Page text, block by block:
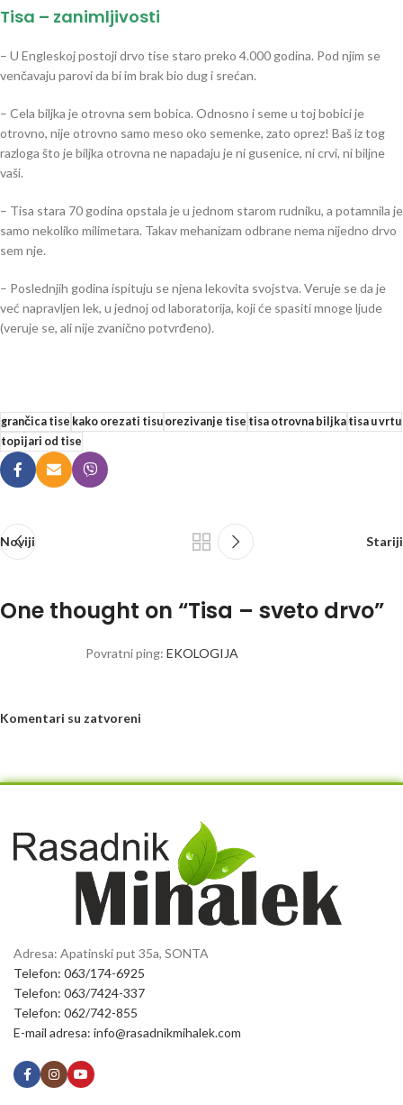
Tisa – zanimljivosti
– U Engleskoj postoji drvo tise staro preko 4.000 godina. Pod njim se
venčavaju parovi da bi im brak bio dug i srećan.
– Cela biljka je otrovna sem bobica. Odnosno i seme u toj bobici je
otrovno, nije otrovno samo meso oko semenke, zato oprez! Baš iz tog
razloga što je biljka otrovna ne napadaju je ni gusenice, ni crvi, ni biljne
vaši.
– Tisa stara 70 godina opstala je u jednom starom rudniku, a potamnila je
samo nekoliko milimetara. Takav mehanizam odbrane nema nijedno drvo
sem nje.
– Poslednjih godina ispituju se njena lekovita svojstva. Veruje se da je
već napravljen lek, u jednoj od laboratorija, koji će spasiti mnoge ljude
(veruje se, ali nije zvanično potvrđeno).
grančica tise kako orezati tisuorezivanje tise tisa otrovna biljkatisa u vrtu
topijari od tise
Noviji Stariji
One thought on “Tisa – sveto drvo”
Povratni ping: EKOLOGIJA
Komentari su zatvoreni
Adresa: Apatinski put 35a, SONTA
Telefon: 063/174-6925
Telefon: 063/7424-337
Telefon: 062/742-855
E-mail adresa: info@rasadnikmihalek.com